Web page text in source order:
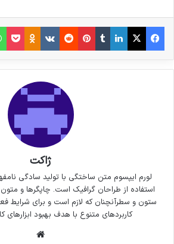
فیس بوک X لینکدین
‫تامبلر‫پین‌ترست
‫رددیت‫VKontakte
ژاکت
لورم ایپسوم متن ساختگی با تولید سادگی
استفاده از طراحان گرافیک است. چاپگرها و متون
ستون و سطرآنچنان که لازم است و برای شرایط
کاربردهای متنوع با هدف بهبود ابزارهای